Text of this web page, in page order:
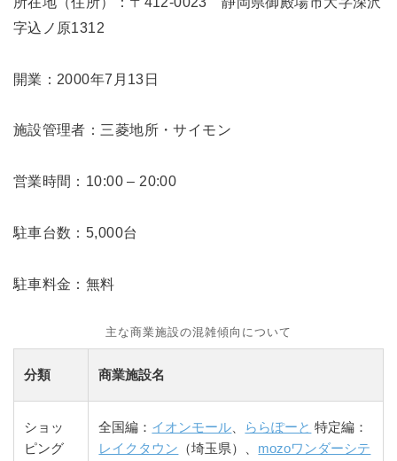
字込ノ原1312
開業：2000年7月13日
施設管理者：三菱地所・サイモン
営業時間：10:00 – 20:00
駐車台数：5,000台
駐車料金：無料
主な商業施設の混雑傾向について
分類 商業施設名
ショッ
ピング
全国編： イオンモール ららぽーと 特定編：
レイクタウン （埼玉県）、 mozoワンダーシテ